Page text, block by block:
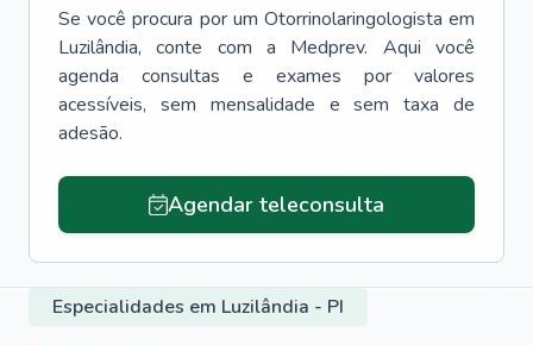
Se você procura por um Otorrinolaringologista em
Luzilândia, conte com a Medprev. Aqui você
agenda consultas e exames por valores
acessíveis, sem mensalidade e sem taxa de
adesão.
Agendar teleconsulta
Especialidades em Luzilândia - PI